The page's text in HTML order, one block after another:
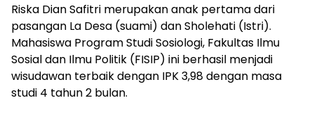
Riska Dian Safitri merupakan anak pertama dari
pasangan La Desa (suami) dan Sholehati (Istri).
Mahasiswa Program Studi Sosiologi, Fakultas Ilmu
Sosial dan Ilmu Politik (FISIP) ini berhasil menjadi
wisudawan terbaik dengan IPK 3,98 dengan masa
studi 4 tahun 2 bulan.